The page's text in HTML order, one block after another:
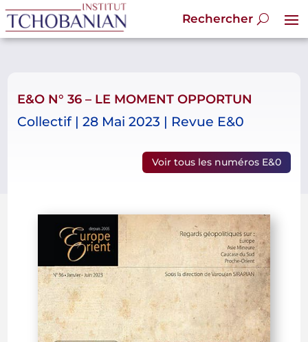
E&O N° 36 – LE MOMENT OPPORTUN
Collectif | 28 Mai 2023 | Revue E&0
Voir tous les numéros E&0